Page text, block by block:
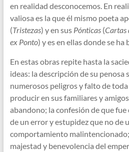
en realidad desconocemos. En
valiosa es la que él mismo poeta
(Tristezas) y en sus Pónticas (Cartas
ex Ponto) y es en ellas donde se ha
En estas obras repite hasta la
ideas: la descripción de su penosa
numerosos peligros y falto de
producir en sus familiares y
abandono; la confesión de que
de un error y estupidez que no de
comportamiento malintencionado;
majestad y benevolencia del